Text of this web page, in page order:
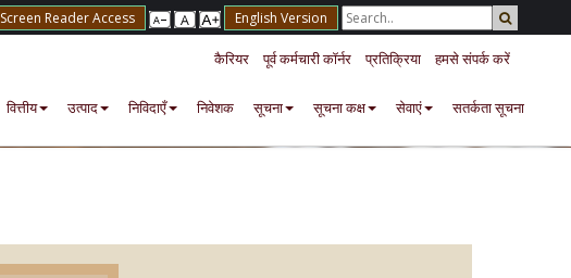
Screen Reader Access English Version
हमसे संपर्क करें
प्रतिक्रिया
पूर्व कर्मचारी कॉर्नर
कैरियर
वित्तीय उत्पाद निविदाएँ निवेशक सूचना सूचना कक्ष सेवाएं सतर्कता सूचना